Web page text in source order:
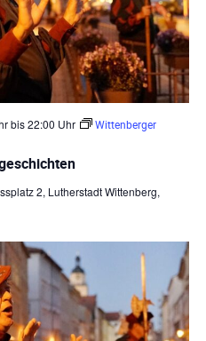
i
g
a
t
i
n
a
t
i
bis22:00 Uhr
Wittenberger
2, Lutherstadt Wittenberg,